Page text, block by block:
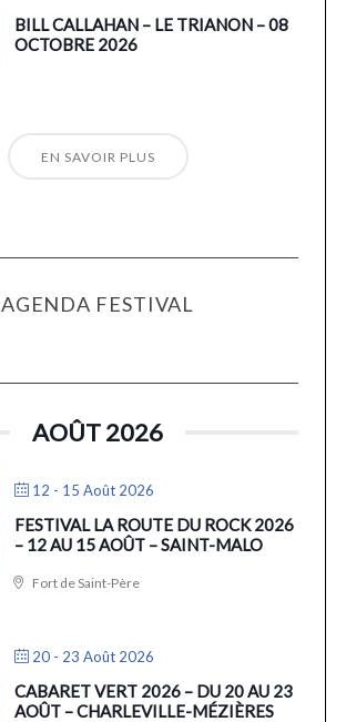
BILL CALLAHAN – LE TRIANON – 08
OCTOBRE 2026
EN SAVOIR PLUS
AGENDA FESTIVAL
AOÛT 2026
12 - 15 Août 2026
FESTIVAL LA ROUTE DU ROCK 2026
– 12 AU 15 AOÛT – SAINT-MALO
Fort de Saint-Père
20 - 23 Août 2026
CABARET VERT 2026 – DU 20 AU 23
AOÛT – CHARLEVILLE-MÉZIÈRES